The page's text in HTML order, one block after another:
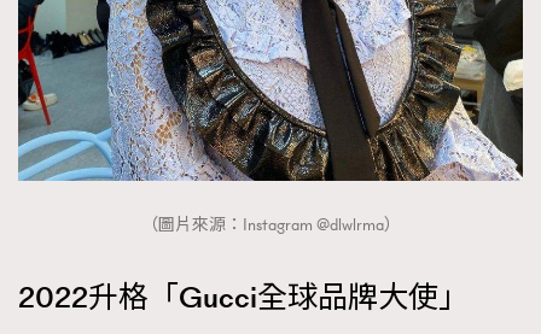
（圖片來源：Instagram @dlwlrma）
2022升格「Gucci全球品牌大使」